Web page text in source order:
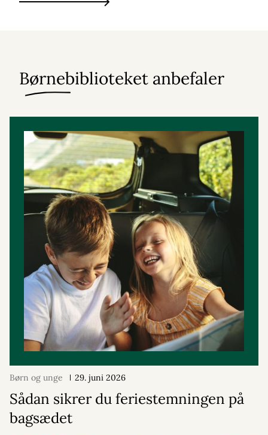
Børnebiblioteket anbefaler
Børn og unge 29. juni 2026
Sådan sikrer du feriestemningen på
bagsædet